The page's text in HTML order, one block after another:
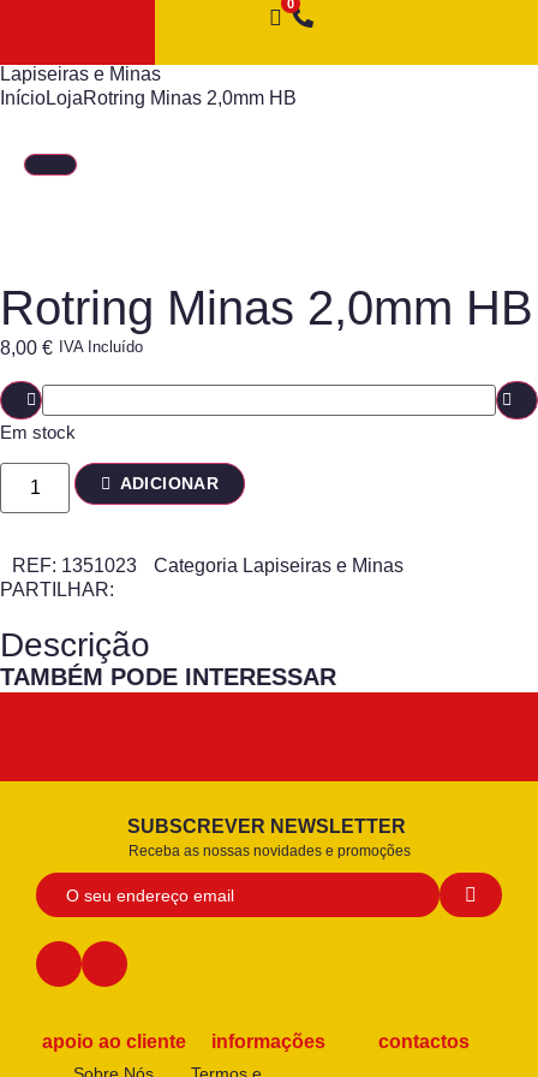
Lapiseiras e Minas
InícioLojaRotring Minas 2,0mm HB
Rotring Minas 2,0mm HB
8,00 € IVA Incluído
Em stock
ADICIONAR
REF: 1351023 Categoria Lapiseiras e Minas
PARTILHAR:
Descrição
TAMBÉM PODE INTERESSAR
SUBSCREVER NEWSLETTER
Receba as nossas novidades e promoções
apoio ao cliente informações contactos